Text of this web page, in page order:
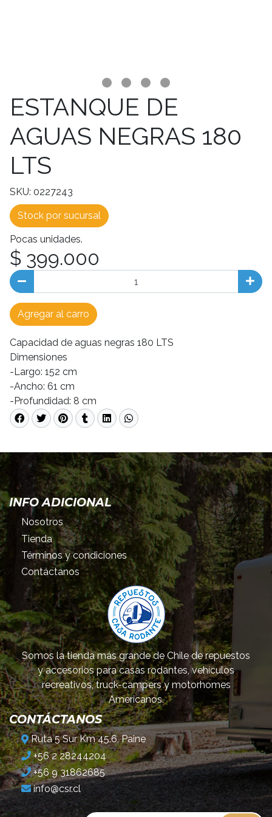
ESTANQUE DE
AGUAS NEGRAS 180
LTS
SKU: 0227243
Stock por sucursal
Pocas unidades.
$ 399.000
Agregar al carro
Capacidad de aguas negras 180 LTS
Dimensiones
-Largo: 152 cm
-Ancho: 61 cm
-Profundidad: 8 cm
INFO ADICIONAL
Nosotros
Tienda
Términos y condiciones
Contáctanos
Somos la tienda más grande de Chile de repuestos
y accesorios para casas rodantes, vehículos
recreativos, truck-campers y motorhomes
Americanos.
CONTÁCTANOS
Ruta 5 Sur Km 45.6, Paine
+56 2 28244204
+56 9 31862685
info@csr.cl